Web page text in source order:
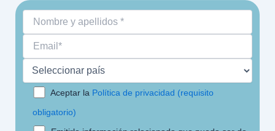
Aceptar la Política de privacidad (requisito
obligatorio)